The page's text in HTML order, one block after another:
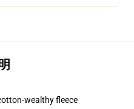
wealthy fleece